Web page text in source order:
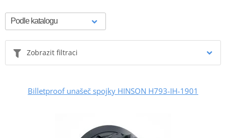
Zobrazit filtraci
Billetproof unašeč spojky HINSON H793-IH-1901